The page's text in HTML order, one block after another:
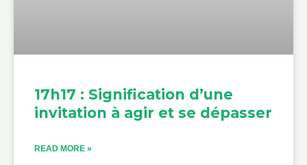
17h17 : Signification d’une
invitation à agir et se dépasser
READ MORE »